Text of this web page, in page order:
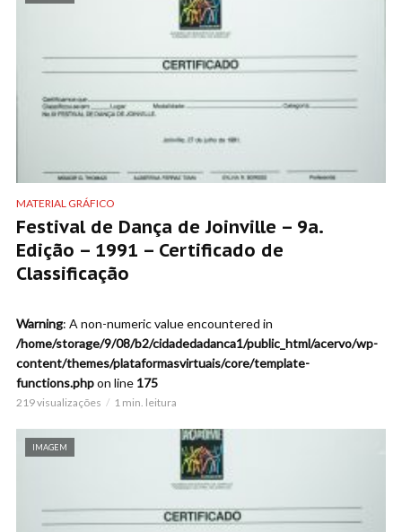
MATERIAL GRÁFICO
Festival de Dança de Joinville – 9a.
Edição – 1991 – Certificado de
Classificação
Warning: A non-numeric value encountered in
/home/storage/9/08/b2/cidadedadanca1/public_html/acervo/wp-
content/themes/plataformasvirtuais/core/template-
functions.phpon line 175
219 visualizações 1 min. leitura
IMAGEM